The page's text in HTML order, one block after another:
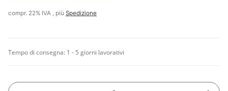
compr. 22% IVA , più Spedizione
Tempo di consegna: 1 - 5 giorni lavorativi